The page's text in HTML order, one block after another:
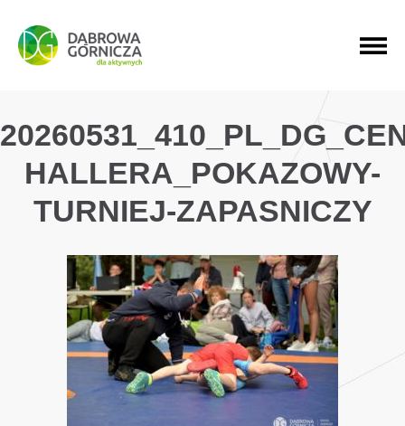
PRZEJDŹ DO MENU GŁÓWNEGO
PRZEJDŹ DO WYSZUKIWARKI
PRZEJDŹ DO TREŚCI
HALLERA_POKAZOWY-
TURNIEJ-ZAPASNICZY